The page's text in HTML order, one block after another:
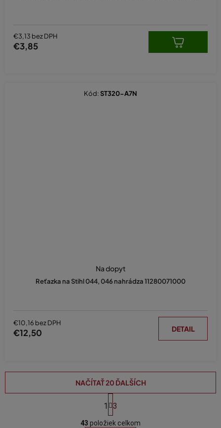
€3,13 bez DPH
€3,85
Reťazka na Stihl 044, 046 nahrádza 11280071000
Na dopyt
€10,16 bez DPH
€12,50 DETAIL
Kód:ST320-A7N
O
v
NAČÍTAŤ 20 ĎALŠÍCH
S
t
r
á
1 3
43 položiek celkom